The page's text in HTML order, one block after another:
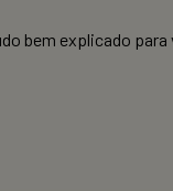
bem explicado